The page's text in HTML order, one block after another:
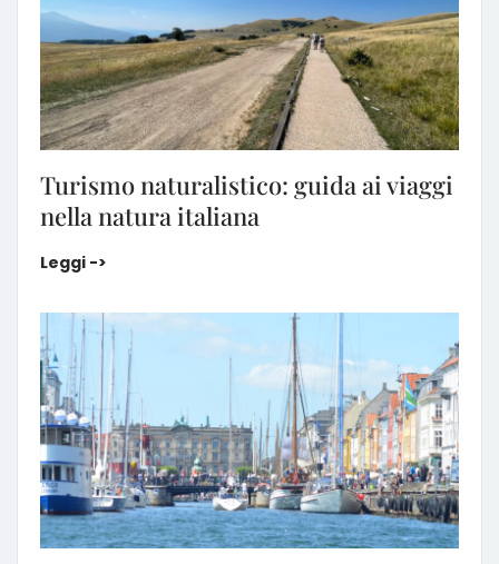
Turismo naturalistico: guida ai viaggi
nella natura italiana
Leggi ->